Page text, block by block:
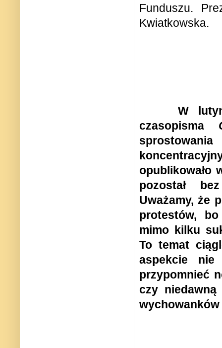
Funduszu.
Kwiatkowska.
W
czasopisma
opublikowało
pozostał
Uważamy, że
protestów,
mimo kilku
To temat
aspekcie
przypomnieć
czy